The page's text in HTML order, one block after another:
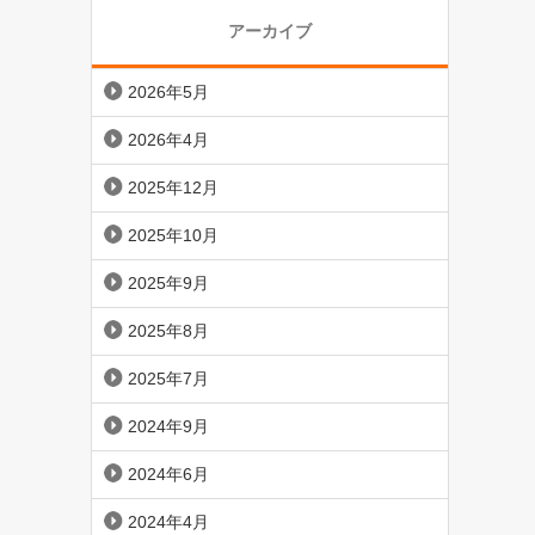
アーカイブ
2026年5月
2026年4月
2025年12月
2025年10月
2025年9月
2025年8月
2025年7月
2024年9月
2024年6月
2024年4月